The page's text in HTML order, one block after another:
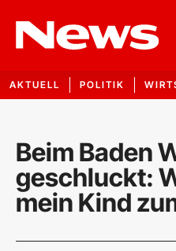
AKTUELL POLITIK
Beim Baden
geschluckt:
mein Kind